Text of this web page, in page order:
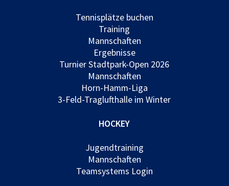
Tennisplätze buchen
Training
Mannschaften
Ergebnisse
Turnier Stadtpark-Open 2026
Mannschaften
Horn-Hamm-Liga
3-Feld-Traglufthalle im Winter
HOCKEY
Jugendtraining
Mannschaften
Teamsystems Login